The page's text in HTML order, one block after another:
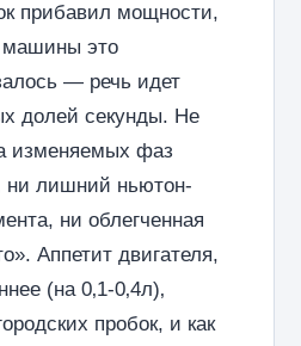
прибавил мощности,
машины это
— речь идет
долей секунды. Не
изменяемых фаз
ни лишний ньютон-
ни облегченная
Аппетит двигателя,
(на 0‚1-0‚4л)‚
пробок, и как